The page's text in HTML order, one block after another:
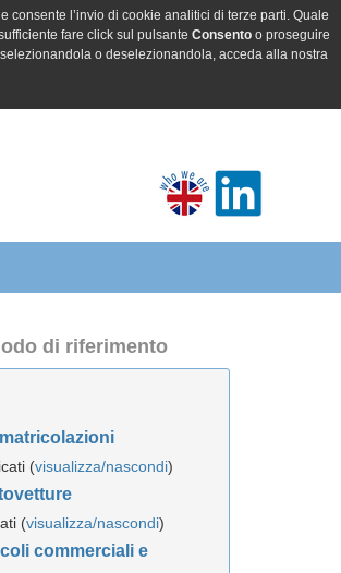
l’invio di cookie analitici di terze parti. Quale
fare click sul pulsante Consentoo proseguire
o deselezionandola, acceda alla nostra
di riferimento
(visualizza/nascondi)
(visualizza/nascondi)
commerciali e